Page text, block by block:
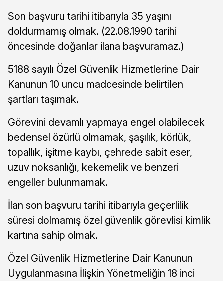
Son başvuru tarihi itibarıyla 35 yaşını
doldurmamış olmak. (22.08.1990 tarihi
öncesinde doğanlar ilana başvuramaz.)
5188 sayılı Özel Güvenlik Hizmetlerine Dair
Kanunun 10 uncu maddesinde belirtilen
şartları taşımak.
Görevini devamlı yapmaya engel olabilecek
bedensel özürlü olmamak, şaşılık, körlük,
topallık, işitme kaybı, çehrede sabit eser,
uzuv noksanlığı, kekemelik ve benzeri
engeller bulunmamak.
İlan son başvuru tarihi itibarıyla geçerlilik
süresi dolmamış özel güvenlik görevlisi kimlik
kartına sahip olmak.
Özel Güvenlik Hizmetlerine Dair Kanunun
Uygulanmasına İlişkin Yönetmeliğin 18 inci